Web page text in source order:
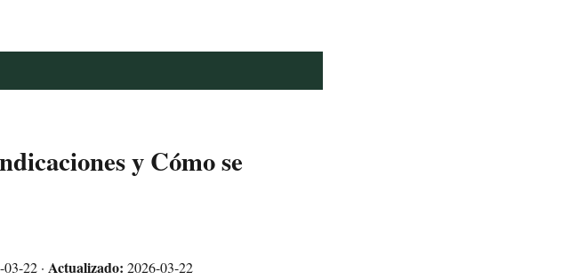
y Cómo se
22 · Actualizado: 2026-03-22